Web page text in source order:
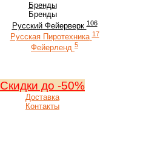
Бренды
Бренды
Русский Фейерверк 106
Русская Пиротехника 17
Фейерленд 5
Скидки до -50%
Доставка
Контакты